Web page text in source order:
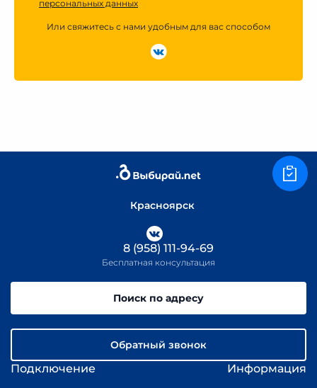
персональных данных
Или свяжитесь с нами удобным для вас способом
Красноярск
Подключение Информация
8 (958) 111-94-69
Бесплатная консультация
Поиск по адресу
Обратный звонок